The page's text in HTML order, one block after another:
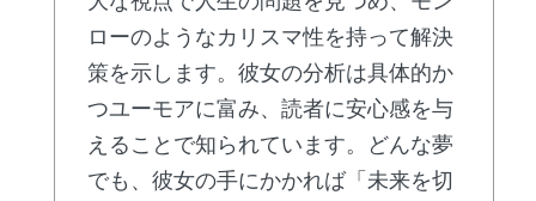
ローのようなカリスマ性を持って解決
策を示します。彼女の分析は具体的か
つユーモアに富み、読者に安心感を与
えることで知られています。どんな夢
でも、彼女の手にかかれば「未来を切